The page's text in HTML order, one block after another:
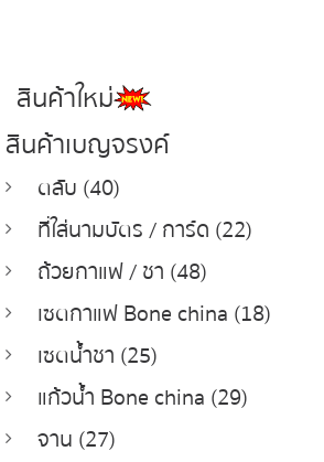
สินค้าใหม่
สินค้าเบญจรงค์
ตลับ (40)
ที่ใส่นามบัตร / การ์ด (22)
ถ้วยกาแฟ / ชา (48)
เซตกาแฟ Bone china (18)
เซตน้ำชา (25)
แก้วน้ำ Bone china (29)
จาน (27)